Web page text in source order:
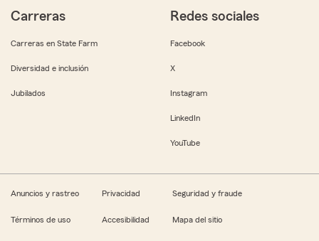
Carreras
Carreras en State Farm
Diversidad e inclusión
Jubilados
Redes sociales
Facebook
X
Instagram
LinkedIn
YouTube
Anuncios y rastreo Privacidad Seguridad y fraude
Términos de uso Accesibilidad Mapa del sitio